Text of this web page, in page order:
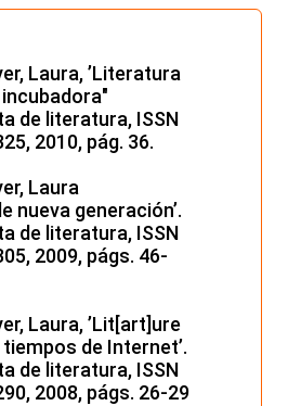
Laura, ’Literatura
de literatura, ISSN
2010, pág. 36.
Laura
nueva generación’.
de literatura, ISSN
2009, págs. 46-
Laura, ’Lit[art]ure
de Internet’.
de literatura, ISSN
2008, págs. 26-29